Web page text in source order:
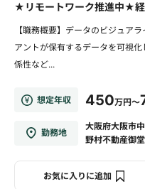
★リモートワーク推進中★経
【職務概要】データのビジュア
アントが保有するデータを可視
係性など...
想定年収 450万円～
勤務地
大阪府大阪市
野村不動産御
お気に入りに追加